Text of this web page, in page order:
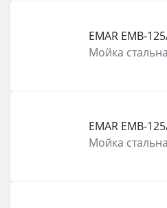
EMAR EMB-
Мойка
EMAR EMB-
Мойка